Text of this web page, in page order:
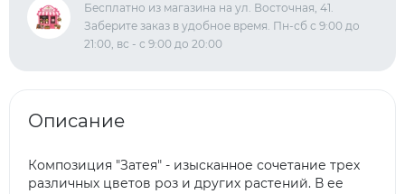
Бесплатно из магазина на ул. Восточная, 41.
Заберите заказ в удобное время. Пн-сб с 9:00 до
21:00, вс - с 9:00 до 20:00
Описание
Композиция "Затея" - изысканное сочетание трех
различных цветов роз и других растений. В ее